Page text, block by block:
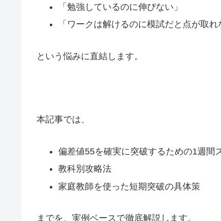
「勉強しているのに伸びない」
「ワークは解けるのに模試だと点が取れ
という悩みに直結します。
本記事では、
偏差値55を確実に突破するための1週間
教科別攻略法
家庭教師を使った短期突破の具体策
までを、実例ベースで徹底解説します。